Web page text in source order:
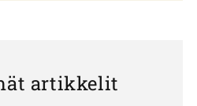
artikkelit